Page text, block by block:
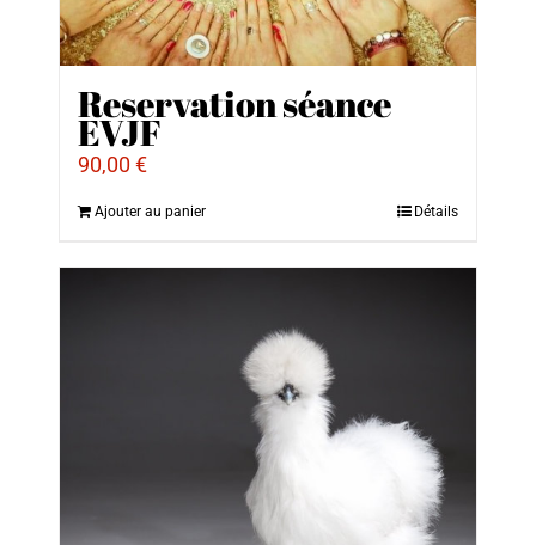
Reservation séance
EVJF
90,00€
Ajouter au panier Détails